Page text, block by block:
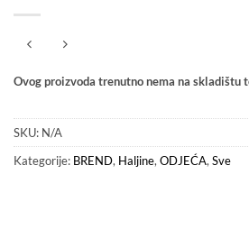
Ovog proizvoda trenutno nema na skladištu
SKU: N/A
Kategorije: BREND, Haljine,ODJEĆA,Sve